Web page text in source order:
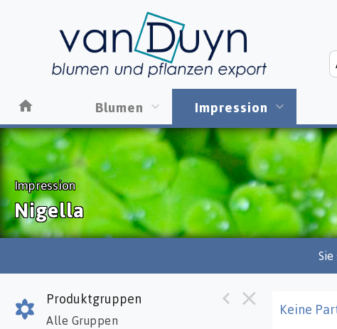
Blumen Impression
Impression
Nigella
Produktgruppen
Alle Gruppen
Keine